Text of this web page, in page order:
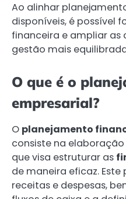
Ao alinhar
disponíveis, é possível
financeira e ampliar as
gestão mais
O que é o
empresarial?
O planejamento
consiste na
que visa estruturar as
de maneira eficaz.
receitas e despesas,